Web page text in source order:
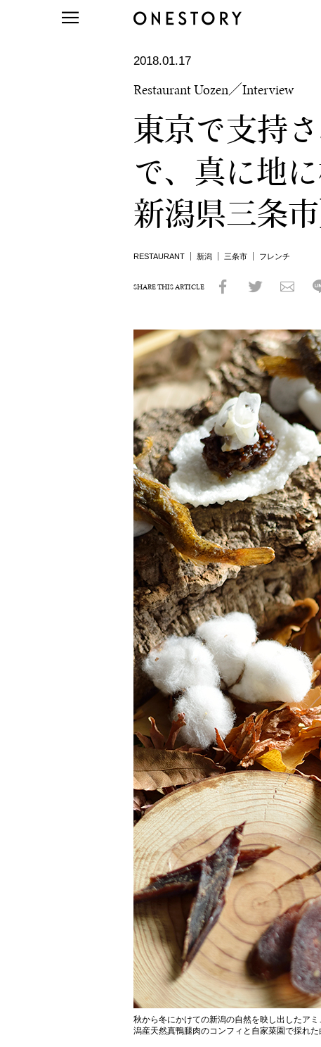
2018.01.17
Restaurant Uozen／Interview
東京で支持
で、真に地
新潟県三条市
RESTAURANT 新潟 三条市 フレンチ
SHARE THIS ARTICLE
秋から冬にかけての新潟の自然を映し出したア
潟産天然真鴨腿肉のコンフィと自家菜園で採れ